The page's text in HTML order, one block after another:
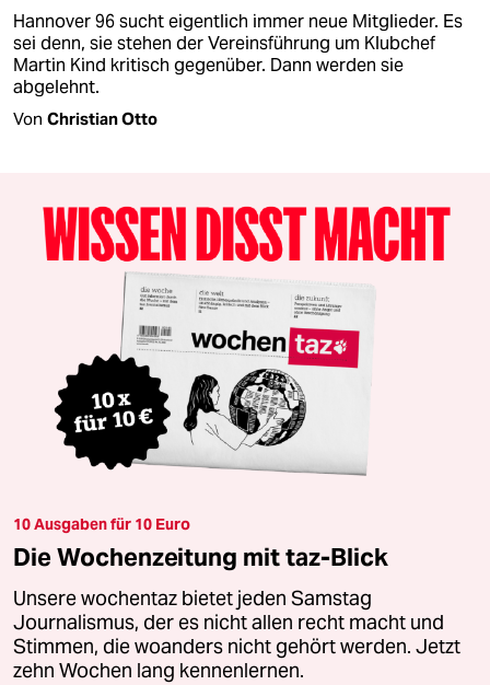
Hannover 96 sucht eigentlich immer neue Mitglieder. Es
sei denn, sie stehen der Vereinsführung um Klubchef
Martin Kind kritisch gegenüber. Dann werden sie
abgelehnt.
Von Christian Otto
10 Ausgaben für 10 Euro
Die Wochenzeitung mit taz-Blick
Unsere wochentaz bietet jeden Samstag
Journalismus, der es nicht allen recht macht und
Stimmen, die woanders nicht gehört werden. Jetzt
zehn Wochen lang kennenlernen.